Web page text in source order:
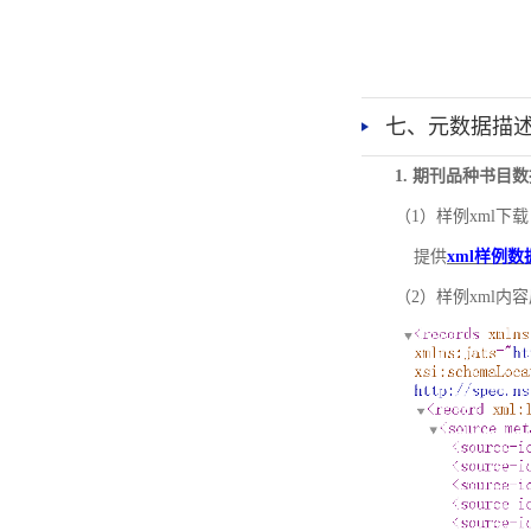
七、元数据描
1. 期刊品种书目
（1）样例xml下载
提供xml样例数
（2）样例xml内